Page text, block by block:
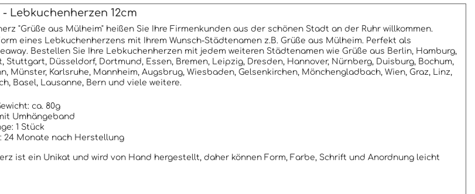
Lebkuchenherzen 12cm
"Grüße aus Mülheim" heißen Sie Ihre Firmenkunden aus der schönen Stadt an der Ruhr willkommen.
eines Lebkuchenherzens mit Ihrem Wunsch-Städtenamen z.B. Grüße aus Mülheim. Perfekt als
Bestellen Sie Ihre Lebkuchenherzen mit jedem weiteren Städtenamen wie Grüße aus Berlin, Hamburg,
Stuttgart, Düsseldorf, Dortmund, Essen, Bremen, Leipzig, Dresden, Hannover, Nürnberg, Duisburg, Bochum,
Münster, Karlsruhe, Mannheim, Augsbrug, Wiesbaden, Gelsenkirchen, Mönchengladbach, Wien, Graz, Linz,
Basel, Lausanne, Bern und viele weitere.
ca. 80g
Umhängeband
1 Stück
24 Monate nach Herstellung
ist ein Unikat und wird von Hand hergestellt, daher können Form, Farbe, Schrift und Anordnung leicht